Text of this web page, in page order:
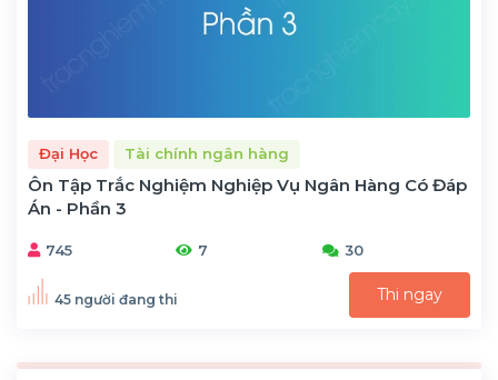
Đại Học Tài chính ngân hàng
Ôn Tập Trắc Nghiệm Nghiệp Vụ Ngân Hàng Có Đáp
Án - Phần 3
745 7 30
45 người đang thi Thi ngay